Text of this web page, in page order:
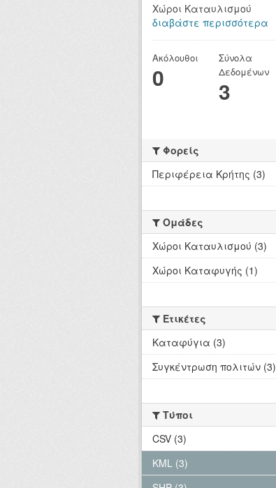
Χώροι Καταυλισμού
διαβάστε περισσότερα
Ακόλουθοι
0
Σύνολα
Δεδομένων
3
Φορείς
Περιφέρεια Κρήτης (3)
Ομάδες
Χώροι Καταυλισμού (3)
Χώροι Καταφυγής (1)
Ετικέτες
Καταφύγια (3)
Συγκέντρωση πολιτών (3)
Τύποι
CSV (3)
KML (3)